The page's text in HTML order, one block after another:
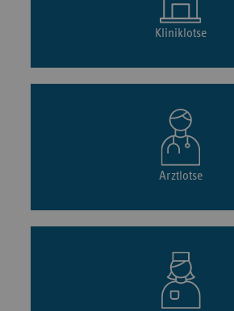
Kliniklotse
Arztlotse